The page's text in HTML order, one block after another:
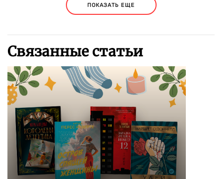
ПОКАЗАТЬ ЕЩЕ
Связанные статьи